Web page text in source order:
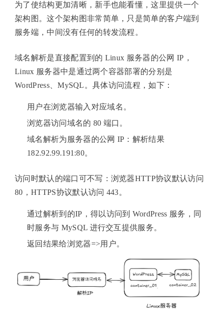
为了使结构更加清晰，新手也能看懂，这里提供一个
架构图。这个架构图非常简单，只是简单的客户端到
服务端，中间没有任何的转发流程。
域名解析是直接配置到的 Linux 服务器的公网 IP，
Linux 服务器中是通过两个容器部署的分别是
WordPress、MySQL。具体访问流程，如下：
用户在浏览器输入对应域名。
浏览器访问域名的 80 端口。
域名解析为服务器的公网 IP：解析结果
182.92.99.191:80。
访问时默认的端口可不写：浏览器HTTP协议默认访问
80，HTTPS协议默认访问 443。
通过解析到的IP，得以访问到 WordPress 服务，同
时服务与 MySQL 进行交互提供服务。
返回结果给浏览器=>用户。